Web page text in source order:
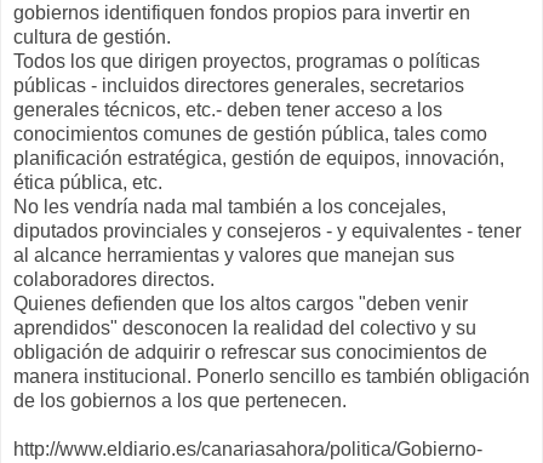
gobiernos identifiquen fondos propios para invertir en
cultura de gestión.
Todos los que dirigen proyectos, programas o políticas
públicas - incluidos directores generales, secretarios
generales técnicos, etc.- deben tener acceso a los
conocimientos comunes de gestión pública, tales como
planificación estratégica, gestión de equipos, innovación,
ética pública, etc.
No les vendría nada mal también a los concejales,
diputados provinciales y consejeros - y equivalentes - tener
al alcance herramientas y valores que manejan sus
colaboradores directos.
Quienes defienden que los altos cargos "deben venir
aprendidos" desconocen la realidad del colectivo y su
obligación de adquirir o refrescar sus conocimientos de
manera institucional. Ponerlo sencillo es también obligación
de los gobiernos a los que pertenecen.
http://www.eldiario.es/canariasahora/politica/Gobierno-